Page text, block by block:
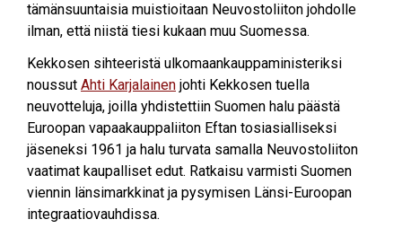
tämänsuuntaisia muistioitaan Neuvostoliiton johdolle
ilman, että niistä tiesi kukaan muu Suomessa.
Kekkosen sihteeristä ulkomaankauppaministeriksi
noussut Ahti Karjalainen johti Kekkosen tuella
neuvotteluja, joilla yhdistettiin Suomen halu päästä
Euroopan vapaakauppaliiton Eftan tosiasialliseksi
jäseneksi 1961 ja halu turvata samalla Neuvostoliiton
vaatimat kaupalliset edut. Ratkaisu varmisti Suomen
viennin länsimarkkinat ja pysymisen Länsi-Euroopan
integraatiovauhdissa.